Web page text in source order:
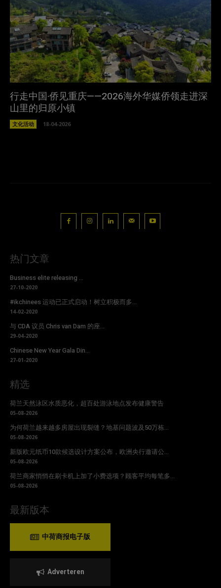
行走中国·侨见重庆——2026海外华媒侨领走进深
山里的归原小镇
文化活动 18-04-2026
热门文章
Business elite releasing ...
27-10-2020
#ikchinees 运动已正式启动！树立积极而多...
14-02-2020
与 CDA 议员 Chris van Dam 的座...
29-04-2020
Chinese New Year Gala Din...
27-01-2020
精选
荷兰天然泳区水质恶化，超百处游泳地点发布健康警告
05-08-2026
为何荷兰越来越多房屋出现裂缝？地基问题波及50万栋...
05-08-2026
新版欧元纸币10款候选设计方案公布，欧洲央行邀请公...
05-08-2026
荷兰商家悄悄在刷卡机上加了小费选项？顾客平均每笔多...
05-08-2026
最新版本
中荷商报电子版
Adverteren